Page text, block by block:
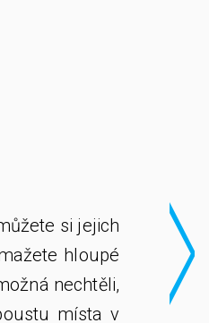
>
si jejich
hloupé
nechtěli,
místa v